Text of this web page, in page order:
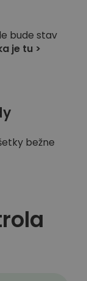
bude stav
je tu >
bežne